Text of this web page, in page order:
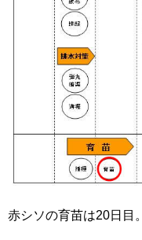
赤シソの育苗は20日目。